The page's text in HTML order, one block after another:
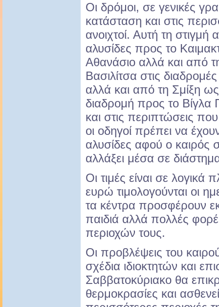
Οι δρόμοι, σε γενικές
κατάσταση και στις
ανοιχτοί. Αυτή τη στιγμή
αλυσίδες προς το
Αθανάσιο αλλά και από
Βασιλίτσα στις
αλλά και από τη Σμίξη
διαδρομή προς το Βίγλα
και στις περιπτώσεις που
οι οδηγοί πρέπει να
αλυσίδες αφού ο καιρός
αλλάξει μέσα σε
Οι τιμές είναι σε
ευρώ τιμολογούνται οι
τα κέντρα προσφέρουν
παιδιά αλλά πολλές
περιοχών τους.
Οι προβλέψεις του
σχέδια ιδιοκτητών και
Σαββατοκύριακο θα
θερμοκρασίες και